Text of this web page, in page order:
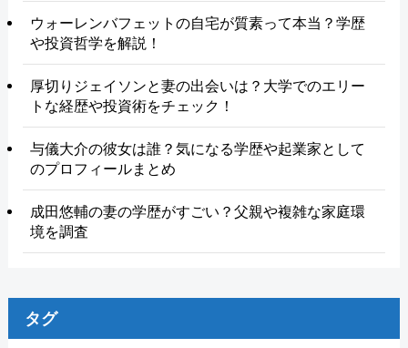
ウォーレンバフェットの自宅が質素って本当？学歴
や投資哲学を解説！
厚切りジェイソンと妻の出会いは？大学でのエリー
トな経歴や投資術をチェック！
与儀大介の彼女は誰？気になる学歴や起業家として
のプロフィールまとめ
成田悠輔の妻の学歴がすごい？父親や複雑な家庭環
境を調査
タグ